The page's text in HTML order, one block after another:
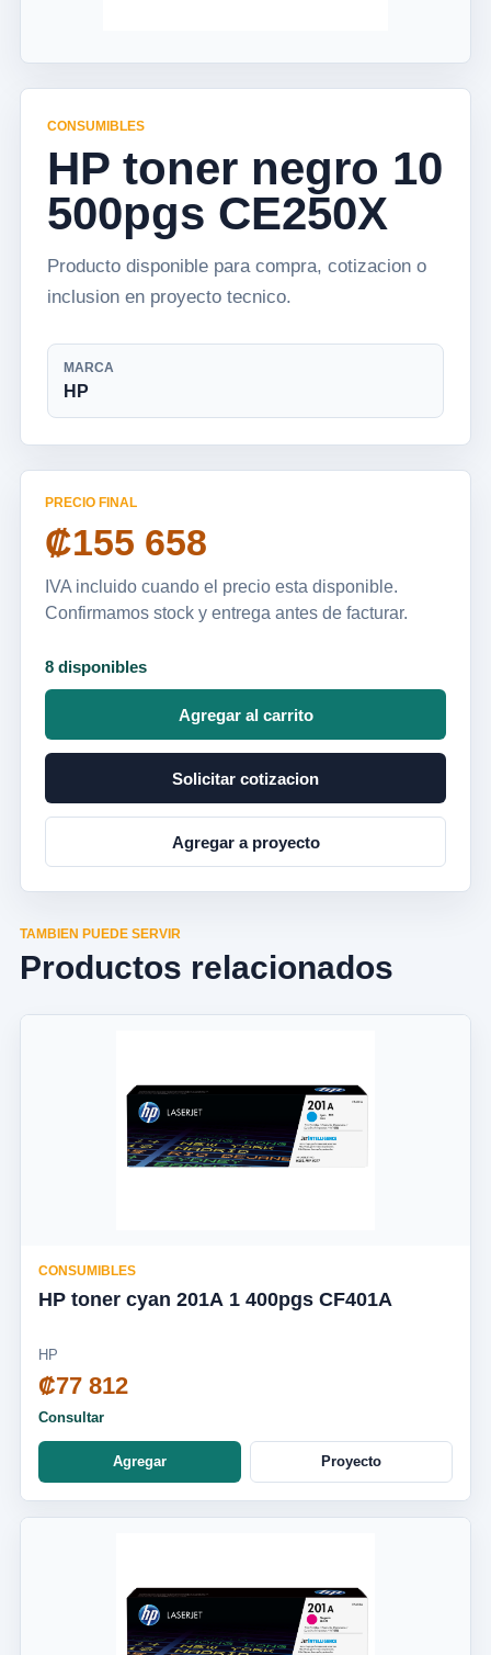
CONSUMIBLES
HP toner negro 10
500pgs CE250X
Producto disponible para compra, cotizacion o
inclusion en proyecto tecnico.
MARCA
HP
PRECIO FINAL
₡155 658
IVA incluido cuando el precio esta disponible.
Confirmamos stock y entrega antes de facturar.
8 disponibles
Agregar al carrito
Solicitar cotizacion
Agregar a proyecto
TAMBIEN PUEDE SERVIR
Productos relacionados
CONSUMIBLES
HP toner cyan 201A 1 400pgs CF401A
HP
₡77 812
Consultar
Agregar Proyecto